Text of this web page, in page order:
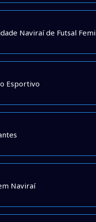
Naviraí de Futsal
Esportivo
Naviraí